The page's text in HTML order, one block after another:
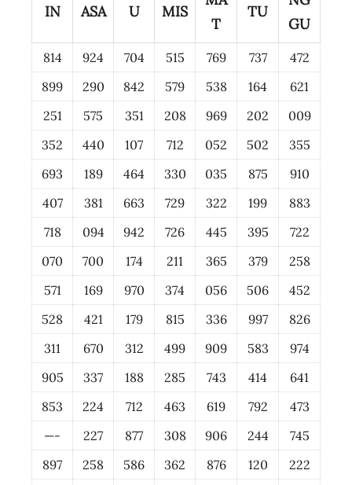
IN
ASA
U
MIS
T
TU
GU
814 924 704 515 769 737
472
899
290 842 579 538 164
621
251
575 351 208 969 202
009
352
440 107 712 052 502
355
693
189 464 330 035 875
910
407
381 663 729 322 199
883
718
094 942 726 445 395
722
070
700 174 211 365 379
258
571
169 970 374 056 506
452
528
421 179 815 336 997
826
311
670 312 499 909 583
974
905
337 188 285 743 414
641
853
224 712 463 619 792
473
—-
227 877 308 906 244
745
897
258 586 362 876 120
222